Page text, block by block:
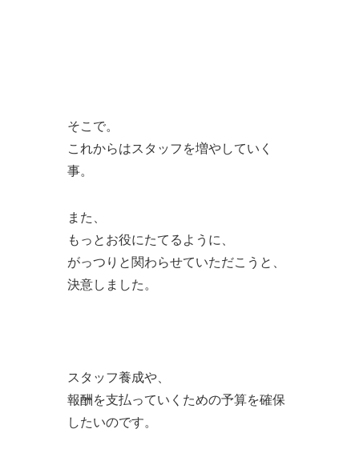
そこで。
これからはスタッフを増やしていく
事。
また、
もっとお役にたてるように、
がっつりと関わらせていただこうと、
決意しました。
スタッフ養成や、
報酬を支払っていくための予算を確保
したいのです。